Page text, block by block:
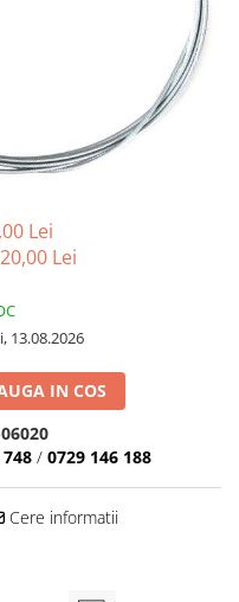
Lei
20,00 Lei
13.08.2026
IN COS
/ 0729 146 188
Cere informatii